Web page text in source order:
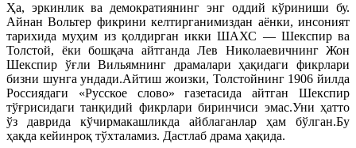
Ҳа, эркинлик ва демократиянинг энг оддий кўриниши бу.
Айнан Вольтер фикрини келтирганимиздан аёнки, инсоният
тарихида муҳим из қолдирган икки ШАХС — Шекспир ва
Толстой, ёки бошқача айтганда Лев Николаевичнинг Жон
Шекспир ўғли Вильямнинг драмалари ҳақидаги фикрлари
бизни шунга ундади.Айтиш жоизки, Толстойнинг 1906 йилда
Россиядаги «Русское слово» газетасида айтган Шекспир
тўғрисидаги танқидий фикрлари биринчиси эмас.Уни ҳатто
ўз даврида кўчирмакашликда айблаганлар ҳам бўлган.Бу
ҳақда кейинроқ тўхталамиз. Дастлаб драма ҳақида.